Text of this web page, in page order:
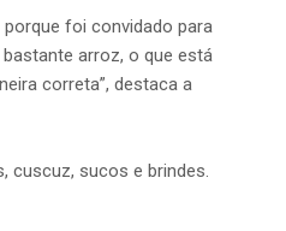
foi convidado para
arroz, o que está
correta”, destaca a
cuscuz, sucos e brindes.